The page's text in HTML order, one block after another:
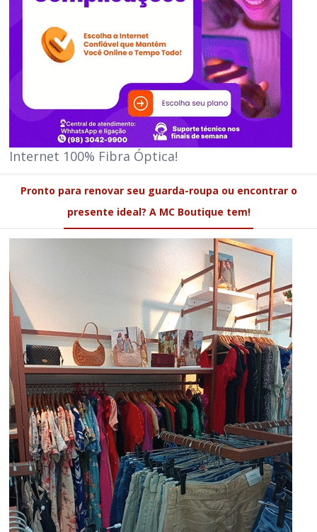
Internet 100% Fibra Óptica!
Pronto para renovar seu guarda-roupa ou encontrar o
presente ideal? A MC Boutique tem!